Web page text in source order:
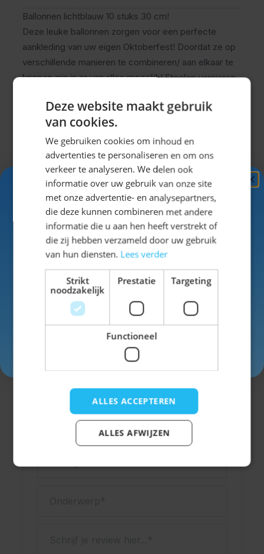
Ballonnen lichtblauw 10 stuks 30 cm!
Deze leuke ballonnen zorgen voor een perfecte
aankleding van uw eigen Oktoberfest! Doordat ze op
verschillende manieren te combineren/ aan elkaar te
knopen zijn is er van alles mogelijk! Stoelen versieren,
bekleden of zelfs een mooie Oktoberfest boog
maken! De ballonnen passen perfect bij het overige
assortiment.Klik hierom het overige assortiment te
bekijken!
Specificaties
EAN 8714572081740
SKU 42-08174
Materiaal latex
Schrijf een review
Je beoordeling:
Deze website maakt gebruik
van cookies.
We gebruiken cookies om inhoud en
advertenties te personaliseren en om ons
verkeer te analyseren. We delen ook
informatie over uw gebruik van onze site
met onze advertentie- en analysepartners,
die deze kunnen combineren met andere
informatie die u aan hen heeft verstrekt of
die zij hebben verzameld door uw gebruik
van hun diensten. Lees verder
Strikt
noodzakelijk
Prestatie Targeting
Functioneel
ALLES ACCEPTEREN
ALLES AFWIJZEN
Ontvang5%
KORTING!
Schrijf je nuin voor de nieuwsbrief en ontvang toegang
tot exclusieve kortingen!
Voor- en achternaam
Inschrijven